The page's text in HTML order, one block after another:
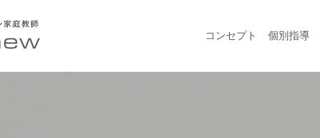
コンセプト 個別指導